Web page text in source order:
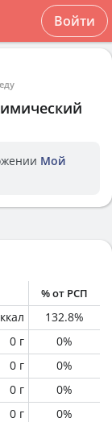
Войти
Мой
% от РСП
ккал 132.8%
0 г 0%
0 г 0%
0 г 0%
0 г 0%